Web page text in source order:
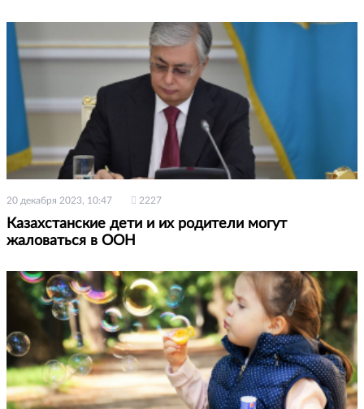
20 декабря 2023, 10:47 2227
Казахстанские дети и их родители могут
жаловаться в ООН